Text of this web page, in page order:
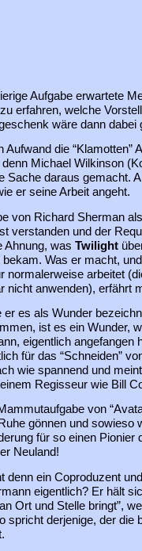
Aufgabe erwartete
erfahren, welche
wäre dann dabei
Aufwand die “Klamotten”
Michael Wilkinson
Sache daraus gemacht.
er seine Arbeit angeht.
von Richard Sherman
verstanden und der
Ahnung, was Twilight
bekam. Was er macht,
normalerweise arbeitet
nicht anwenden), erfährt
er es als Wunder
ist es ein Wunder,
eigentlich angefangen
für das “Schneiden”
wie spannend und
Regisseur wie Bill
von
gönnen und sowieso
für so einen
Neuland!
denn ein Coproduzent
eigentlich? Er hält
Ort und Stelle bringt”,
spricht derjenige, der die